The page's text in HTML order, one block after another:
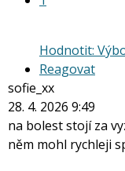
Hodnotit:
Reagovat
sofie_xx
28. 4. 2026 9:49
na bolest stojí za
něm mohl rychleji